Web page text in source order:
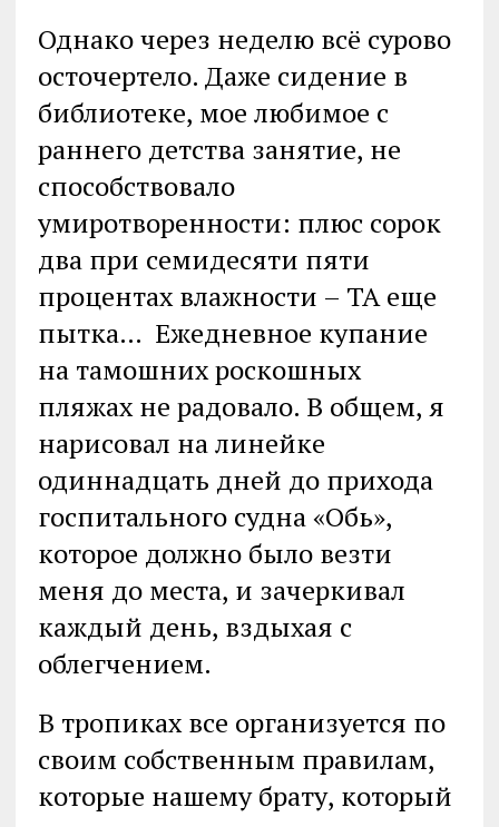
Однако через неделю всё сурово
осточертело. Даже сидение в
библиотеке, мое любимое с
раннего детства занятие, не
способствовало
умиротворенности: плюс сорок
два при семидесяти пяти
процентах влажности – ТА еще
пытка… Ежедневное купание
на тамошних роскошных
пляжах не радовало. В общем, я
нарисовал на линейке
одиннадцать дней до прихода
госпитального судна «Обь»,
которое должно было везти
меня до места, и зачеркивал
каждый день, вздыхая с
облегчением.
В тропиках все организуется по
своим собственным правилам,
которые нашему брату, который